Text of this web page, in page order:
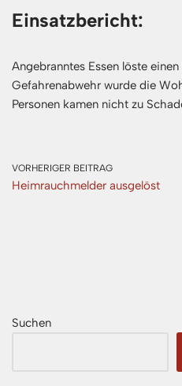
Einsatzbericht:
Angebranntes Essen löste
Gefahrenabwehr wurde die
Personen kamen nicht zu
VORHERIGER BEITRAG
Heimrauchmelder ausgelöst
Suchen